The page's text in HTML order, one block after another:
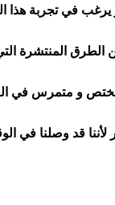
في تجربة هذا
المنتشرة التي
و متمرس في
قد وصلنا في